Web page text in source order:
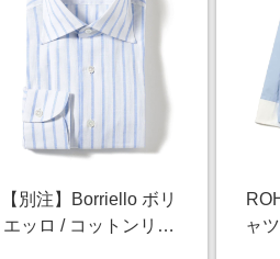
【別注】Borriello ボリ
エッロ / コットンリネ
ャ